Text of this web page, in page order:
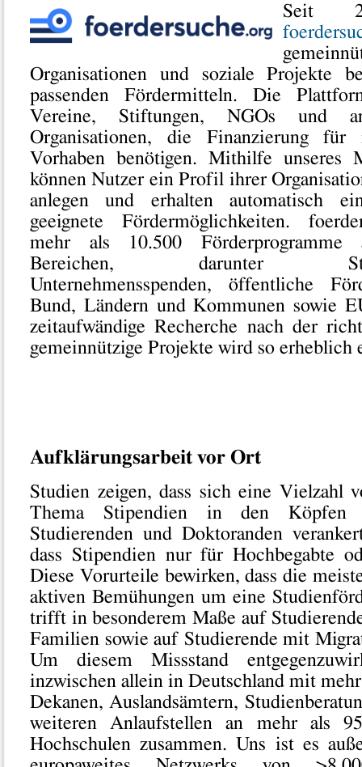
Seit
Organisationen und soziale Projekte
passenden Fördermitteln. Die
Vereine, Stiftungen, NGOs und
Organisationen, die Finanzierung
Vorhaben benötigen. Mithilfe unseres
können Nutzer ein Profil ihrer
anlegen und erhalten automatisch
geeignete Fördermöglichkeiten.
mehr als 10.500 Förderprogramme
Bereichen, darunter
Unternehmensspenden, öffentliche
Bund, Ländern und Kommunen sowie
zeitaufwändige Recherche nach der
gemeinnützige Projekte wird so erheblich
Aufklärungsarbeit vor Ort
Studien zeigen, dass sich eine Vielzahl
Thema Stipendien in den Köpfen
Studierenden und Doktoranden
dass Stipendien nur für Hochbegabte
Diese Vorurteile bewirken, dass die
aktiven Bemühungen um eine
trifft in besonderem Maße auf
Familien sowie auf Studierende mit
Um diesem Missstand
inzwischen allein in Deutschland mit
Dekanen, Auslandsämtern,
weiteren Anlaufstellen an mehr als
Hochschulen zusammen. Uns ist es